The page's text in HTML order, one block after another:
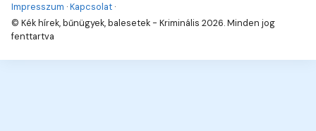
Impresszum ·Kapcsolat ·
© Kék hírek, bűnügyek, balesetek - Kriminális 2026. Minden jog
fenttartva